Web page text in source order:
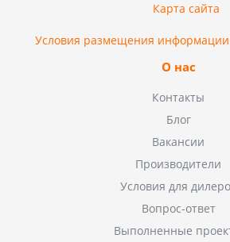
Карта сайта
Условия размещения
О нас
Контакты
Блог
Вакансии
Производители
Условия для
Вопрос-ответ
Выполненные